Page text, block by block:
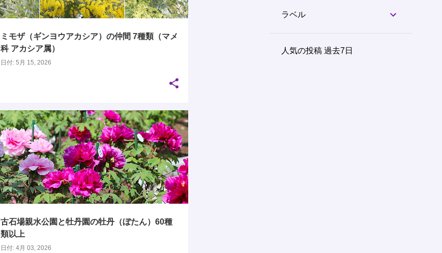
ミモザ（ギンヨウアカシア）の仲間 7種類（マメ
科 アカシア属）
日付: 5月 15, 2026
古石場親水公園と牡丹園の牡丹（ぼたん）60種
類以上
日付: 4月 03, 2026
04月 ボタン科 牡丹園 古石場親水公園
ラベル
人気の投稿 過去7日